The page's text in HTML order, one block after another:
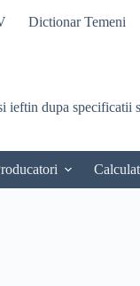
Dictionar Temeni
ieftin dupa specificatii